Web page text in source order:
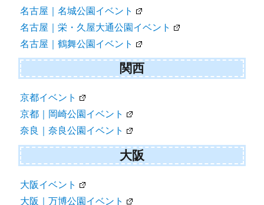
名古屋｜名城公園イベント
名古屋｜栄・久屋大通公園イベント
名古屋｜鶴舞公園イベント
関西
京都イベント
京都｜岡崎公園イベント
奈良｜奈良公園イベント
大阪
大阪イベント
大阪｜万博公園イベント